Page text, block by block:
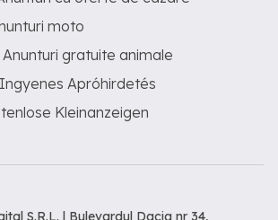
moto
Anunturi gratuite animale
Apróhirdetés
Kleinanzeigen
S.R.L. | Bulevardul Dacia nr 34,